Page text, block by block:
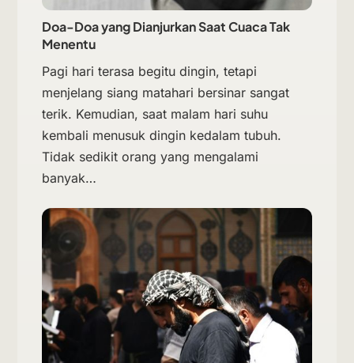
Doa-Doa yang Dianjurkan Saat Cuaca Tak
Menentu
Pagi hari terasa begitu dingin, tetapi
menjelang siang matahari bersinar sangat
terik. Kemudian, saat malam hari suhu
kembali menusuk dingin kedalam tubuh.
Tidak sedikit orang yang mengalami
banyak…